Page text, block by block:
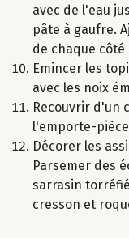
avec de l'eau
pâte à gaufre.
de chaque côté
Emincer les
avec les noix
Recouvrir d'un
l'emporte-pièce
Décorer les
Parsemer des
sarrasin
cresson et